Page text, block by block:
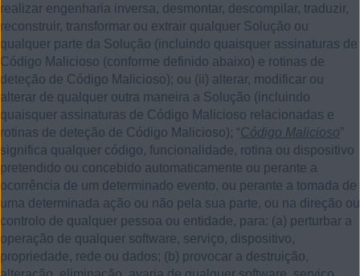
realizar engenharia inversa, desmontar, descompilar, traduzir,
reconstruir, transformar ou extrair qualquer Solução ou
qualquer parte da Solução (incluindo quaisquer assinaturas de
Código Malicioso (conforme definido abaixo) e rotinas de
deteção de Código Malicioso); ou (ii) alterar, modificar ou
alterar de qualquer outra maneira a Solução (incluindo
quaisquer assinaturas de Código Malicioso relacionadas e
rotinas de deteção de Código Malicioso); “Código Malicioso”
significa qualquer código, funcionalidade, rotina ou dispositivo
pretendido ou concebido automaticamente ou perante a
ocorrência de um determinado evento, ou perante a tomada de
uma determinada ação ou não pela sua parte, ou na direção ou
controlo de qualquer pessoa ou entidade, para: (a) perturbar a
operação de qualquer software, serviço, dispositivo,
propriedade, rede ou dados; (b) provocar a destruição,